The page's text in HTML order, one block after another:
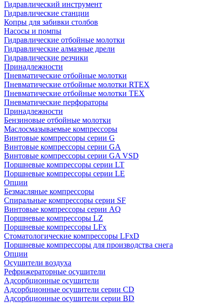
Гидравлический инструмент
Гидравлические станции
Копры для забивки столбов
Насосы и помпы
Гидравлические отбойные молотки
Гидравлические алмазные дрели
Гидравлические резчики
Принадлежности
Пневматические отбойные молотки
Пневматические отбойные молотки RTEX
Пневматические отбойные молотки TEX
Пневматические перфораторы
Принадлежности
Бензиновые отбойные молотки
Маслосмазываемые компрессоры
Винтовые компрессоры серии G
Винтовые компрессоры cерии GA
Винтовые компрессоры cерии GA VSD
Поршневые компрессоры серии LT
Поршневые компрессоры серии LE
Опции
Безмасляные компрессоры
Спиральные компрессоры серии SF
Винтовые компрессоры серии AQ
Поршневые компрессоры LZ
Поршневые компрессоры LFx
Стоматологические компрессоры LFxD
Поршневые компрессоры для производства снега
Опции
Осушители воздуха
Рефрижераторные осушители
Адсорбционные осушители
Адсорбционные осушители серии CD
Адсорбционные осушители серии BD